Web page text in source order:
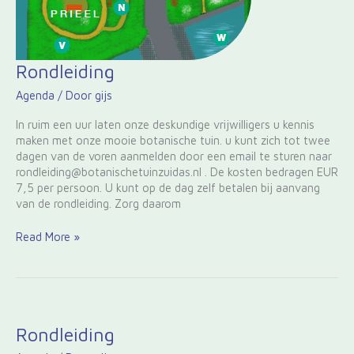
Rondleiding
Agenda / Door gijs
In ruim een uur laten onze deskundige vrijwilligers u kennis
maken met onze mooie botanische tuin. u kunt zich tot twee
dagen van de voren aanmelden door een email te sturen naar
rondleiding@botanischetuinzuidas.nl . De kosten bedragen EUR
7,5 per persoon. U kunt op de dag zelf betalen bij aanvang
van de rondleiding. Zorg daarom
Rondleiding
Read More »
Rondleiding
Rondleiding